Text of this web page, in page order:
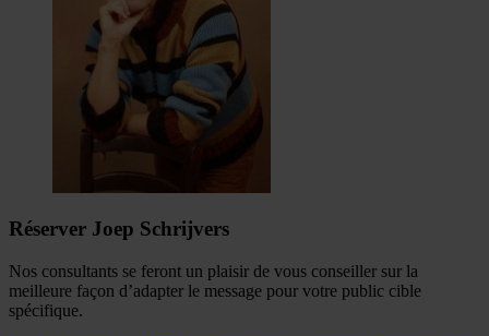
Réserver Joep Schrijvers
Nos consultants se feront un plaisir de vous conseiller sur la
meilleure façon d’adapter le message pour votre public cible
spécifique.